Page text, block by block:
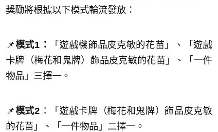
獎勵將根據以下模式輪流發放：
📌模式1：
「遊戲機飾品皮克敏的花苗」、「遊戲
卡牌（梅花和鬼牌）飾品皮克敏的花苗」、「一件
物品」三擇一。
📌模式2 ：「遊戲卡牌（梅花和鬼牌）飾品皮克敏
的花苗」、「一件物品」二擇一。